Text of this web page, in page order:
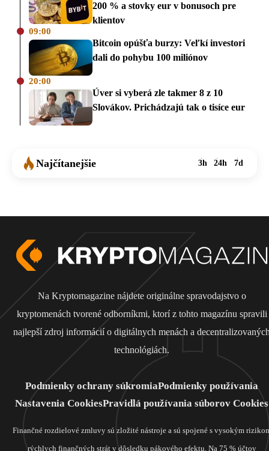
200 % a stovky eur v bonusoch pre
klientov
09:00
Bitcoin opúšťa burzy: Veľkí investori
dali do pohybu 100 miliónov
20:00
Úver si vyberá zle takmer 8 z 10
Slovákov. Prichádzajú tak o tisíce eur
Najčítanejšie 3h 24h 7d
Na Kryptomagazine nájdete originálne spravodajstvo o
kryptomenách tvorené odborníkmi, ktorí z tohto magazínu spravili
najlepší zdroj informácií o digitálnych menách a
technológiách.
Podmienky ochrany súkromiaPodmienky používania
Nastavenia CookiesPravidlá používania súborov Cookies
Finančné rozdielové zmluvy sú zložité nástroje a sú spojené s vysokým
rýchlych finančných strát v dôsledku pákového efektu. Na 75 % účtov